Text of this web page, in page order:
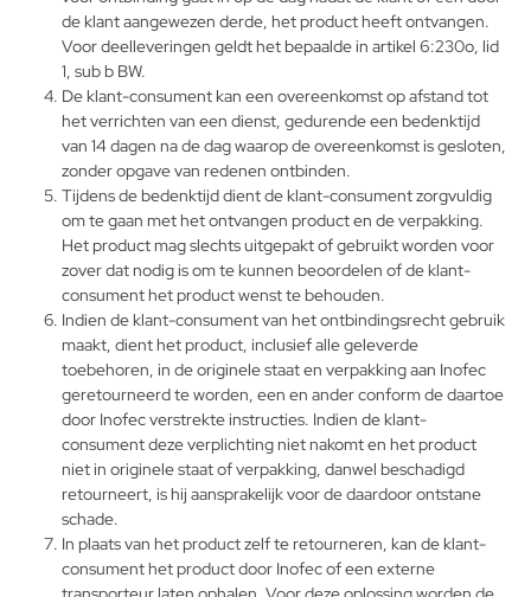
de klant aangewezen derde, het product heeft ontvangen.
Voor deelleveringen geldt het bepaalde in artikel 6:230o, lid
1, sub b BW.
De klant-consument kan een overeenkomst op afstand tot
het verrichten van een dienst, gedurende een bedenktijd
van 14 dagen na de dag waarop de overeenkomst is gesloten,
zonder opgave van redenen ontbinden.
Tijdens de bedenktijd dient de klant-consument zorgvuldig
om te gaan met het ontvangen product en de verpakking.
Het product mag slechts uitgepakt of gebruikt worden voor
zover dat nodig is om te kunnen beoordelen of de klant-
consument het product wenst te behouden.
Indien de klant-consument van het ontbindingsrecht gebruik
maakt, dient het product, inclusief alle geleverde
toebehoren, in de originele staat en verpakking aan Inofec
geretourneerd te worden, een en ander conform de daartoe
door Inofec verstrekte instructies. Indien de klant-
consument deze verplichting niet nakomt en het product
niet in originele staat of verpakking, danwel beschadigd
retourneert, is hij aansprakelijk voor de daardoor ontstane
schade.
In plaats van het product zelf te retourneren, kan de klant-
consument het product door Inofec of een externe